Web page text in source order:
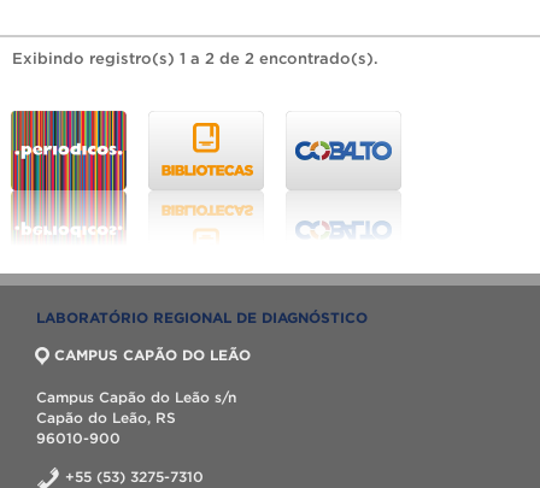
Exibindo registro(s) 1 a 2 de 2 encontrado(s).
LABORATÓRIO REGIONAL DE DIAGNÓSTICO
CAMPUS CAPÃO DO LEÃO
Campus Capão do Leão s/n
Capão do Leão, RS
96010-900
+55 (53) 3275-7310